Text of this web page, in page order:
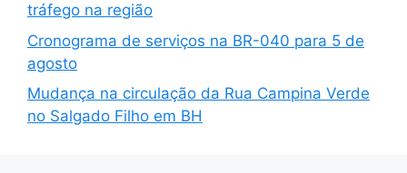
tráfego na região
Cronograma de serviços na BR-040 para 5 de
agosto
Mudança na circulação da Rua Campina Verde
no Salgado Filho em BH